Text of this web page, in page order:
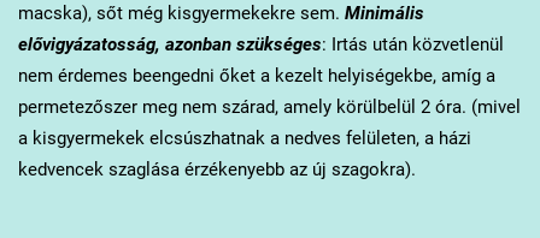
macska), sőt még kisgyermekekre sem. Minimális
elővigyázatosság, azonban szükséges: Irtás után közvetlenül
nem érdemes beengedni őket a kezelt helyiségekbe, amíg a
permetezőszer meg nem szárad, amely körülbelül 2 óra. (mivel
a kisgyermekek elcsúszhatnak a nedves felületen, a házi
kedvencek szaglása érzékenyebb az új szagokra).